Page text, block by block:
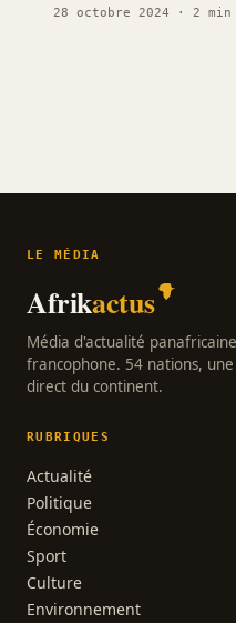
28 octobre 2024 · 2 min
LE MÉDIA
Afrikactus
Média d'actualité panafricaine
francophone. 54 nations,
direct du continent.
RUBRIQUES
Actualité
Politique
Économie
Sport
Culture
Environnement